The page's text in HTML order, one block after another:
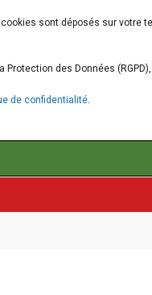
sont déposés sur votre
Protection des Données
de confidentialité.